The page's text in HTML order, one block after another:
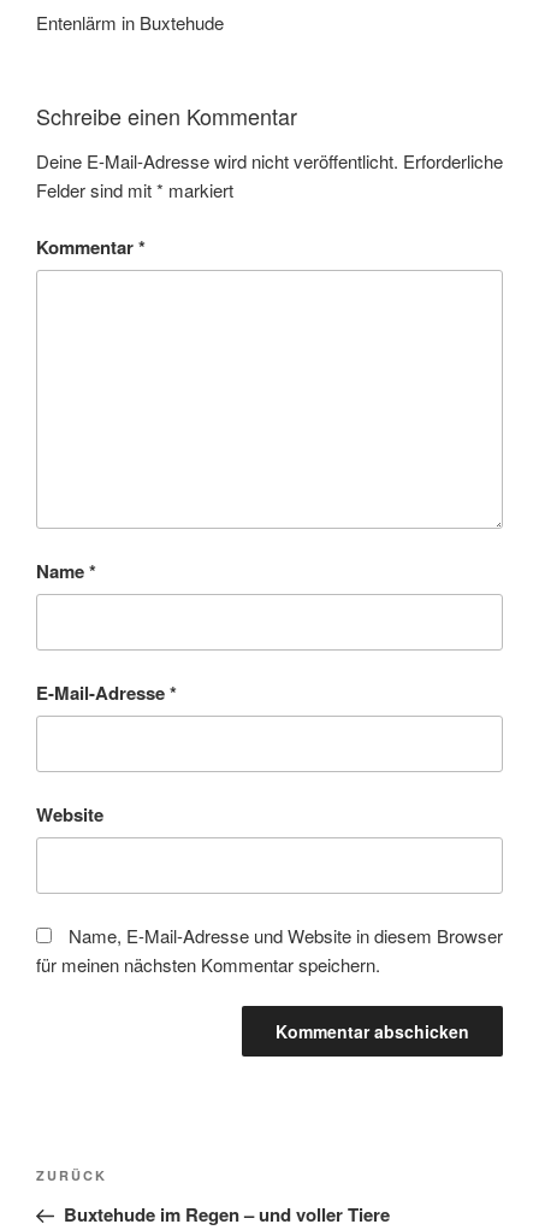
Entenlärm in Buxtehude
Schreibe einen Kommentar
Deine E-Mail-Adresse wird nicht veröffentlicht. Erforderliche
Felder sind mit* markiert
Kommentar*
Name*
E-Mail-Adresse*
Website
Name, E-Mail-Adresse und Website in diesem Browser
für meinen nächsten Kommentar speichern.
Beitragsnavigation
Vorheriger
Beitrag
ZURÜCK
Buxtehude im Regen – und voller Tiere